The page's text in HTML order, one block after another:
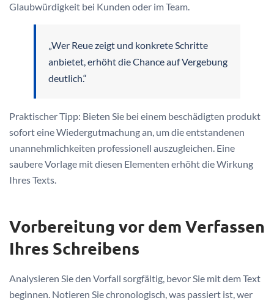
Glaubwürdigkeit bei Kunden oder im Team.
„Wer Reue zeigt und konkrete Schritte
anbietet, erhöht die Chance auf Vergebung
deutlich.“
Praktischer Tipp: Bieten Sie bei einem beschädigten produkt
sofort eine Wiedergutmachung an, um die entstandenen
unannehmlichkeiten professionell auszugleichen. Eine
saubere Vorlage mit diesen Elementen erhöht die Wirkung
Ihres Texts.
Vorbereitung vor dem Verfassen
Ihres Schreibens
Analysieren Sie den Vorfall sorgfältig, bevor Sie mit dem Text
beginnen. Notieren Sie chronologisch, was passiert ist, wer